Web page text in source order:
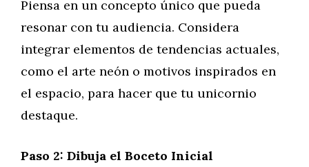
Piensa en un concepto único que pueda
resonar con tu audiencia. Considera
integrar elementos de tendencias actuales,
como el arte neón o motivos inspirados en
el espacio, para hacer que tu unicornio
destaque.
Paso 2: Dibuja el Boceto Inicial